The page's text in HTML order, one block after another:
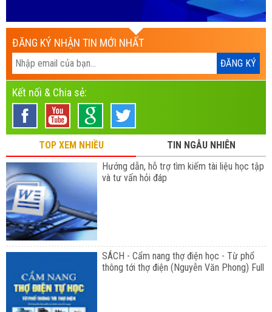
ĐĂNG KÝ NHẬN TIN MỚI NHẤT
Kết nối & Chia sẻ:
TOP XEM NHIỀU
TIN NGẪU NHIÊN
Hướng dẫn, hỗ trợ tìm kiếm tài liệu học tập
và tư vấn hỏi đáp
SÁCH - Cẩm nang thợ điện học - Từ phổ
thông tới thợ điện (Nguyễn Văn Phong) Full